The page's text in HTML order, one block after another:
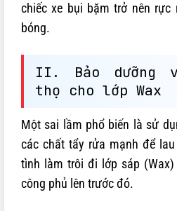
chiếc xe bụi bặm trở nên
bóng.
II. Bảo dưỡng
thọ cho lớp Wax
Một sai lầm phổ biến là sử
các chất tẩy rửa mạnh để
tình làm trôi đi lớp sáp
công phủ lên trước đó.